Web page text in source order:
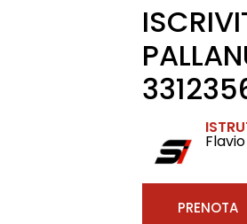
PRENOTA